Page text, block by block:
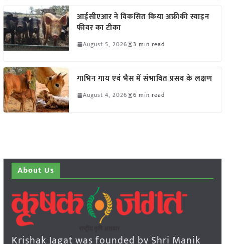
आईसीएआर ने विकसित किया अफ्रीकी स्वाइन
फीवर का टीका
August 5, 2026 3 min read
गाभिन गाय एवं भैंस में संभावित प्रसव के लक्षण
August 4, 2026 6 min read
About Us
Krishak Jagat was founded by Shri Manik